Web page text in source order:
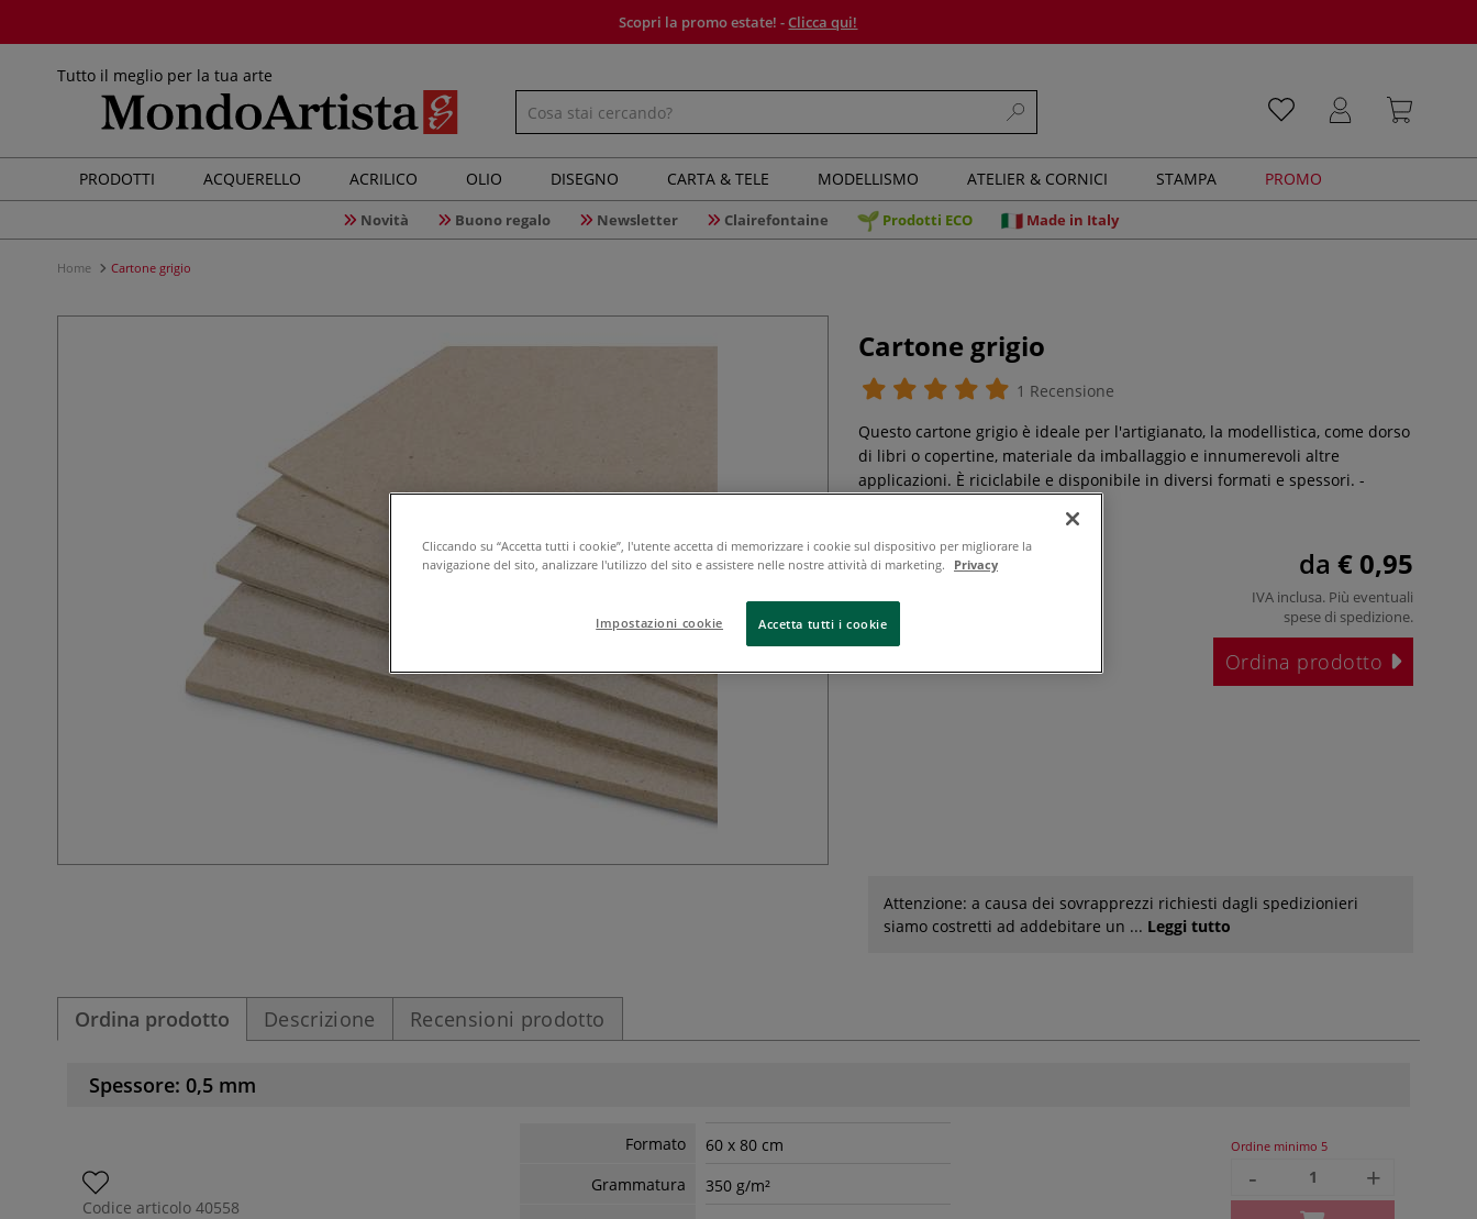
Scopri la promo estate! -Clicca qui!
Tutto il meglio per la tua arte
PRODOTTI ACQUERELLO ACRILICO OLIO DISEGNO CARTA & TELE MODELLISMO ATELIER & CORNICI STAMPA PROMO
Novità Buono regalo Newsletter Clairefontaine Prodotti ECO Made in Italy
Home Cartone grigio
Cartone grigio
1 Recensione
Questo cartone grigio è ideale per l'artigianato, la modellistica, come dorso
di libri o copertine, materiale da imballaggio e innumerevoli altre
applicazioni. È riciclabile e disponibile in diversi formati e spessori. -
da € 0,95
IVA inclusa. Più eventuali
spese di spedizione.
Ordina prodotto
Attenzione: a causa dei sovrapprezzi richiesti dagli spedizionieri
siamo costretti ad addebitare un ... Leggi tutto
Ordina prodotto Descrizione Recensioni prodotto
Spessore: 0,5 mm
Codice articolo 40558
Formato
60 x 80 cm
Grammatura
350 g/m²
Ordine minimo 5
- +
Cliccando su “Accetta tutti i cookie”, l'utente accetta di memorizzare i cookie sul dispositivo per migliorare la
navigazione del sito, analizzare l'utilizzo del sito e assistere nelle nostre attività di marketing.
Privacy
Impostazioni cookie Accetta tutti i cookie